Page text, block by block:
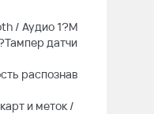
/ Аудио 1?М
датчи
распознав
и меток /